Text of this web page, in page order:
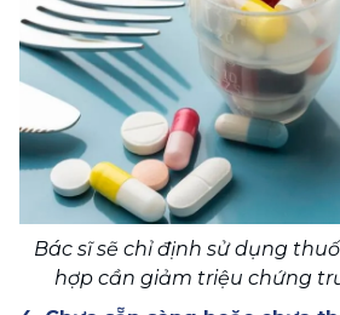
Bác sĩ sẽ chỉ định sử dụng
hợp cần giảm triệu chứng